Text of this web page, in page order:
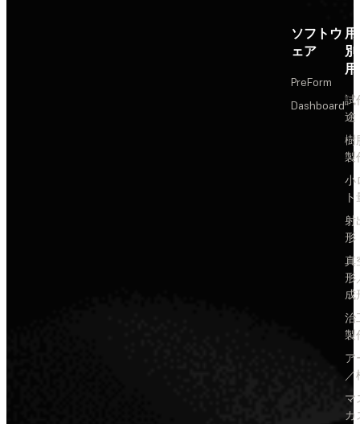
ソフトウ
ェア
PreForm
Dashboard試
途
樹
製
小
射
形
真
形
成
治
製
ア
／
マ
カ